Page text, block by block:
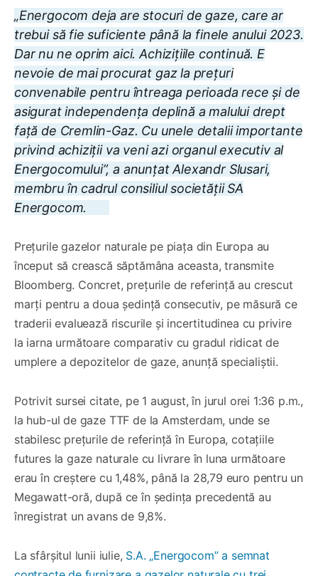
„Energocom deja are stocuri de gaze, care ar
trebui să fie suficiente până la finele anului 2023.
Dar nu ne oprim aici. Achizițiile continuă. E
nevoie de mai procurat gaz la prețuri
convenabile pentru întreaga perioada rece și de
asigurat independența deplină a malului drept
față de Cremlin-Gaz. Cu unele detalii importante
privind achiziții va veni azi organul executiv al
Energocomului”, a anunțat Alexandr Slusari,
membru în cadrul consiliul societății SA
Energocom.
Prețurile gazelor naturale pe piața din Europa au
început să crească săptămâna aceasta, transmite
Bloomberg. Concret, prețurile de referință au crescut
marți pentru a doua ședință consecutiv, pe măsură ce
traderii evaluează riscurile și incertitudinea cu privire
la iarna următoare comparativ cu gradul ridicat de
umplere a depozitelor de gaze, anunță specialiștii.
Potrivit sursei citate, pe 1 august, în jurul orei 1:36 p.m.,
la hub-ul de gaze TTF de la Amsterdam, unde se
stabilesc prețurile de referință în Europa, cotațiile
futures la gaze naturale cu livrare în luna următoare
erau în creștere cu 1,48%, până la 28,79 euro pentru un
Megawatt-oră, după ce în ședința precedentă au
înregistrat un avans de 9,8%.
La sfârșitul lunii iulie, S.A. „Energocom” a semnat